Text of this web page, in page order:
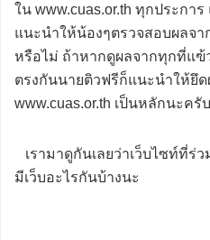
ใน www.cuas.or.th ทุกประกา
แนะนำให้น้องๆตรวจสอบผลจ
หรือไม่ ถ้าหากดูผลจากทุกที่แฃ้
ตรงกันนายติวฟรีก็แนะนำให้ยึ
www.cuas.or.th เป็นหลักนะครับ
เรามาดูกันเลยว่าเว็บไซท์ที่ร่
มีเว็บอะไรกันบ้างนะ